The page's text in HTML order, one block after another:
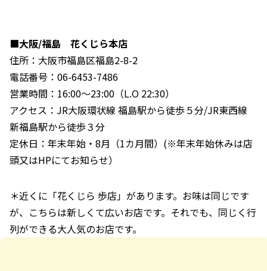
■大阪/福島 花くじら本店
住所：大阪市福島区福島2-8-2
電話番号：06-6453-7486
営業時間：16:00～23:00（L.O 22:30）
アクセス：JR大阪環状線 福島駅から徒歩５分/JR東西線
新福島駅から徒歩３分
定休日：年末年始・8月（1カ月間）(※年末年始休みは店
頭又はHPにてお知らせ）
＊近くに「花くじら 歩店」があります。お味は同じです
が、こちらは新しくて広いお店です。それでも、同じく行
列ができる大人気のお店です。